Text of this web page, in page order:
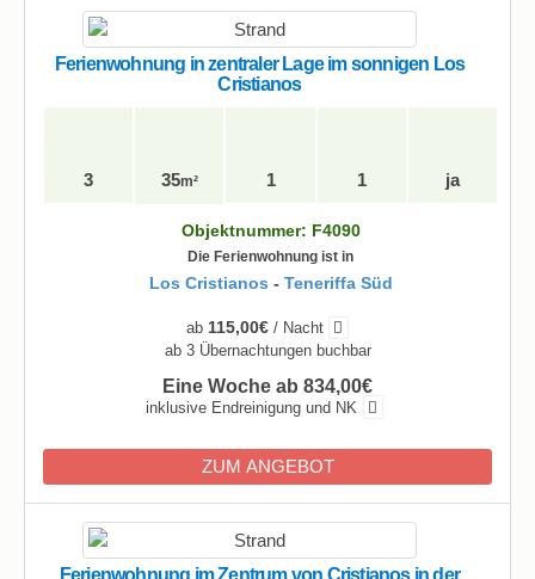
Ferienwohnung in zentraler Lage im sonnigen Los
Cristianos
3 35m² 1 1 ja
Objektnummer: F4090
Die Ferienwohnung ist in
Los Cristianos - Teneriffa Süd
ab115,00€ / Nacht
ab 3 Übernachtungen buchbar
Eine Woche ab 834,00€
inklusive Endreinigung und NK
ZUM ANGEBOT
Ferienwohnung im Zentrum von Cristianos in der